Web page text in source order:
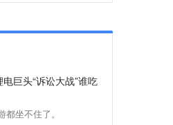
巨头“诉讼大战”谁吃
坐不住了。